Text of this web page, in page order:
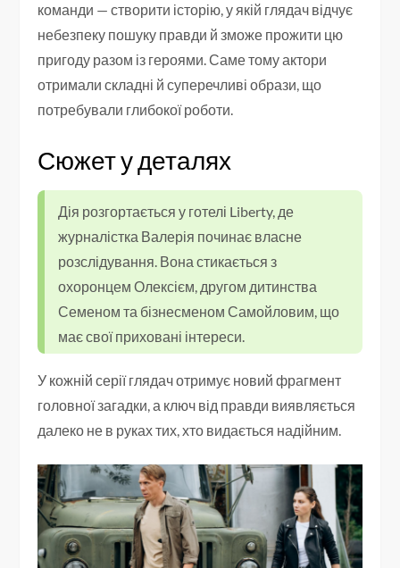
команди — створити історію, у якій глядач відчує
небезпеку пошуку правди й зможе прожити цю
пригоду разом із героями. Саме тому актори
отримали складні й суперечливі образи, що
потребували глибокої роботи.
Сюжет у деталях
Дія розгортається у готелі Liberty, де
журналістка Валерія починає власне
розслідування. Вона стикається з
охоронцем Олексієм, другом дитинства
Семеном та бізнесменом Самойловим, що
має свої приховані інтереси.
У кожній серії глядач отримує новий фрагмент
головної загадки, а ключ від правди виявляється
далеко не в руках тих, хто видається надійним.